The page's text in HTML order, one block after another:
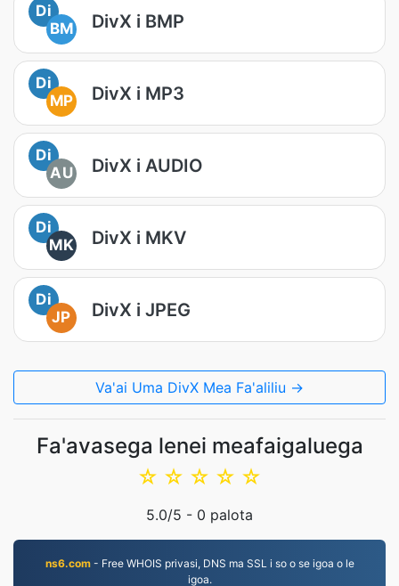
Di
BM
DivX i BMP
Di
MP
DivX i MP3
Di
AU
DivX i AUDIO
Di
MK
DivX i MKV
Di
JP
DivX i JPEG
Va'ai Uma DivX Mea Fa'aliliu →
Fa'avasega lenei meafaigaluega
☆
☆
☆
☆
☆
5.0/5 - 0 palota
ns6.com- Free WHOIS privasi, DNS ma SSL i so o se igoa o le
igoa.